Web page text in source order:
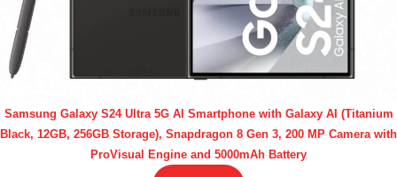
Samsung Galaxy S24 Ultra 5G AI Smartphone with Galaxy AI (Titanium
Black, 12GB, 256GB Storage), Snapdragon 8 Gen 3, 200 MP Camera with
ProVisual Engine and 5000mAh Battery